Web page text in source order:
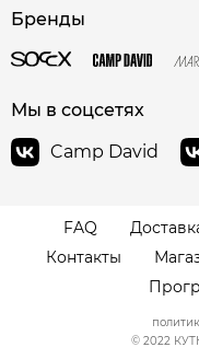
Бренды
Мы в соцсетях
Camp David
FAQ
Контакты
© 2022